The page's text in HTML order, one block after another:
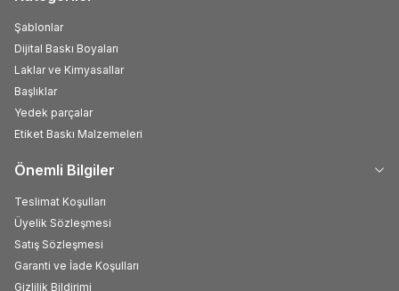
Şablonlar
Dijital Baskı Boyaları
Laklar ve Kimyasallar
Başlıklar
Yedek parçalar
Etiket Baskı Malzemeleri
Önemli Bilgiler
Teslimat Koşulları
Üyelik Sözleşmesi
Satış Sözleşmesi
Garanti ve İade Koşulları
Gizlilik Bildirimi